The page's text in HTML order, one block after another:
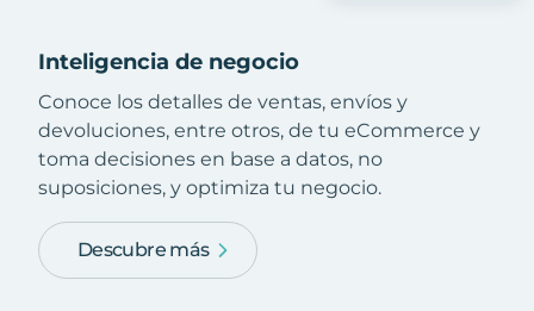
Inteligencia de negocio
Conoce los detalles de ventas, envíos y
devoluciones, entre otros, de tu eCommerce y
toma decisiones en base a datos, no
suposiciones, y optimiza tu negocio.
Descubre más